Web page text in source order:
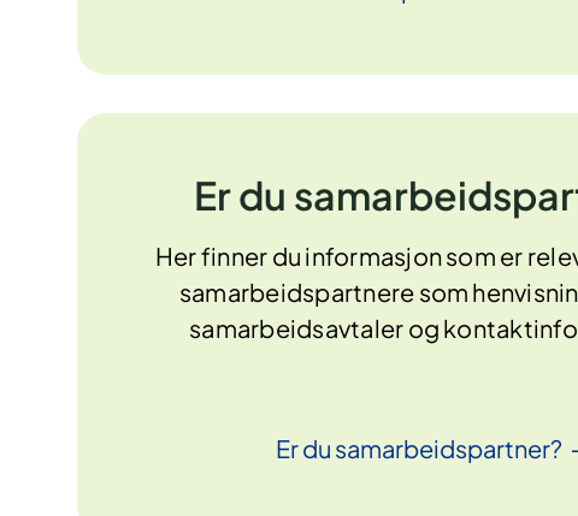
Er du
Her finner du informasjon som er
samarbeidspartnere som
samarbeidsavtaler og
Er du samarbeidspartner?